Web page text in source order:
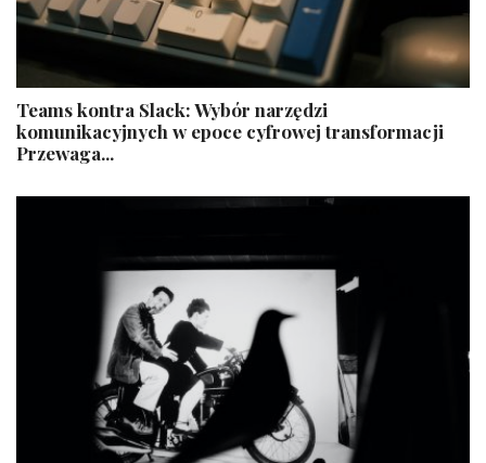
Teams kontra Slack: Wybór narzędzi
komunikacyjnych w epoce cyfrowej transformacji
Przewaga...